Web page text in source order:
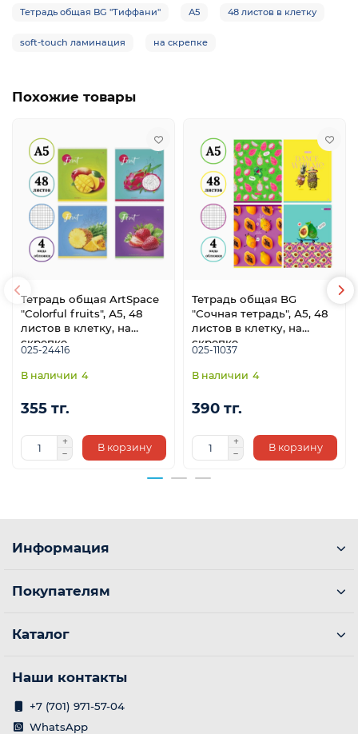
Тетрадь общая BG "Тиффани" А5 48 листов в клетку
soft-touch ламинация на скрепке
Похожие товары
Тетрадь общая ArtSpace
"Colorful fruits", А5, 48
листов в клетку, на
скрепке
025-24416
4
355 тг.
В корзину
Тетрадь общая BG
"Сочная тетрадь", А5, 48
листов в клетку, на
скрепке
025-11037
4
390 тг.
В корзину
Информация
Покупателям
Каталог
Наши контакты
+7 (701) 971-57-04
WhatsApp